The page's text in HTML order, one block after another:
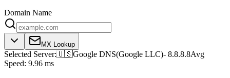
Domain Name
MX Lookup
Selected Server:🇺🇸Google DNS(Google LLC)- 8.8.8.8Avg
Speed: 9.96 ms